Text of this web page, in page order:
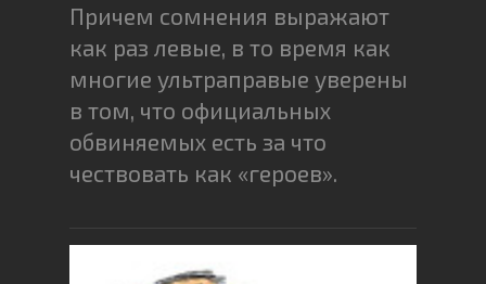
Причем сомнения выражают
как раз левые, в то время как
многие ультраправые уверены
в том, что официальных
обвиняемых есть за что
чествовать как «героев».